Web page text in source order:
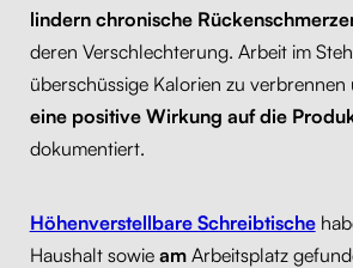
lindern chronische
deren Verschlechterung. Arbeit im
überschüssige Kalorien zu verbrennen
eine positive Wirkung auf die
dokumentiert.
Höhenverstellbare Schreibtische
Haushalt sowie am Arbeitsplatz